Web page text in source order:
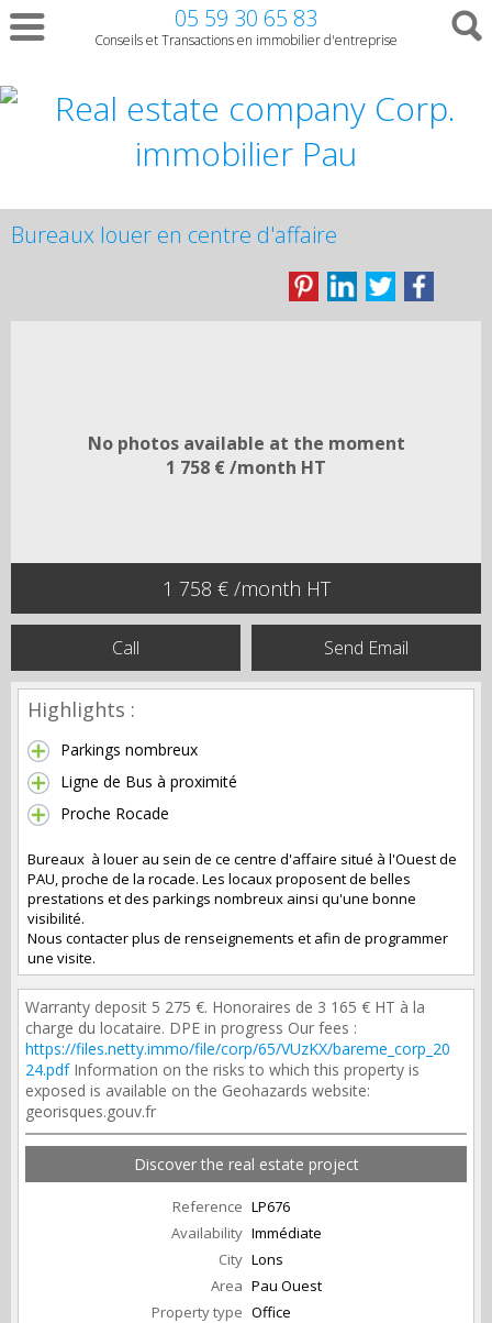
05 59 30 65 83
Conseils et Transactions en immobilier d'entreprise
Bureaux louer en centre d'affaire
No photos available at the moment
1 758 € /month HT
1 758 € /month HT
Call Send Email
Highlights :
Parkings nombreux
Ligne de Bus à proximité
Proche Rocade
Bureaux à louer au sein de ce centre d'affaire situé à l'Ouest de
PAU, proche de la rocade. Les locaux proposent de belles
prestations et des parkings nombreux ainsi qu'une bonne
visibilité.
Nous contacter plus de renseignements et afin de programmer
une visite.
Warranty deposit 5 275 €. Honoraires de 3 165 € HT à la
charge du locataire. DPE in progress Our fees :
https://files.netty.immo/file/corp/65/VUzKX/bareme_corp_20
24.pdfInformation on the risks to which this property is
exposed is available on the Geohazards website:
georisques.gouv.fr
Discover the real estate project
Reference LP676
Availability Immédiate
City Lons
Area Pau Ouest
Property type Office